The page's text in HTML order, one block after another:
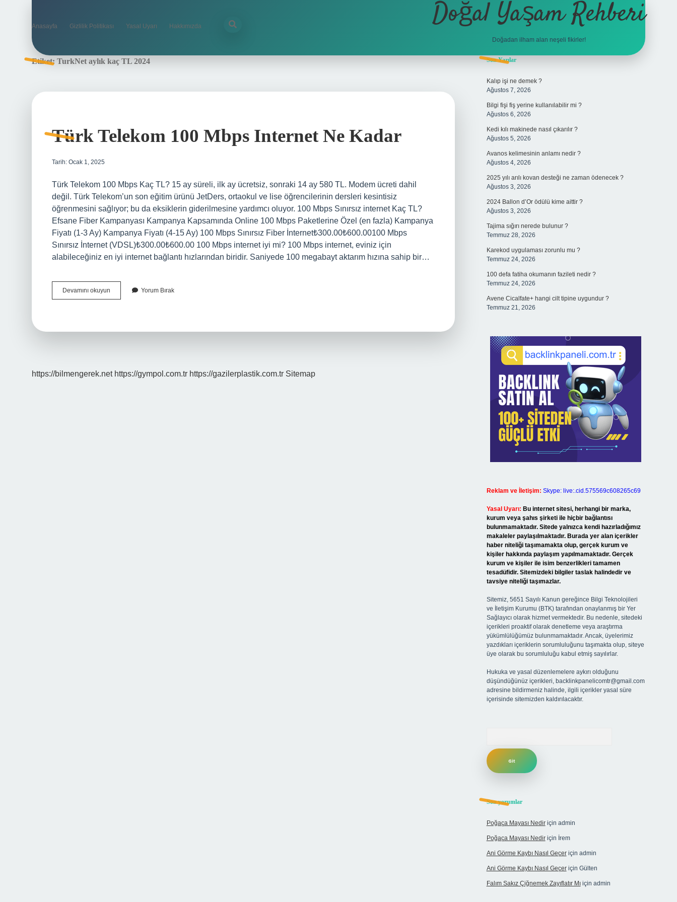
Anasayfa Gizlilik Politikası Yasal Uyarı Hakkımızda Doğal Yaşam Rehberi
Doğadan ilham alan neşeli fikirler!
Etiket: TurkNet aylık kaç TL 2024
Türk Telekom 100 Mbps Internet Ne Kadar
Tarih: Ocak 1, 2025
Türk Telekom 100 Mbps Kaç TL? 15 ay süreli, ilk ay ücretsiz, sonraki 14 ay 580 TL. Modem ücreti dahil
değil. Türk Telekom’un son eğitim ürünü JetDers, ortaokul ve lise öğrencilerinin dersleri kesintisiz
öğrenmesini sağlıyor; bu da eksiklerin giderilmesine yardımcı oluyor. 100 Mbps Sınırsız internet Kaç TL?
Efsane Fiber Kampanyası Kampanya Kapsamında Online 100 Mbps Paketlerine Özel (en fazla) Kampanya
Fiyatı (1-3 Ay) Kampanya Fiyatı (4-15 Ay) 100 Mbps Sınırsız Fiber İnternet₺300.00₺600.00100 Mbps
Sınırsız İnternet (VDSL)​₺300.00₺600.00 100 Mbps internet iyi mi? 100 Mbps internet, eviniz için
alabileceğiniz en iyi internet bağlantı hızlarından biridir. Saniyede 100 megabayt aktarım hızına sahip bir…
Devamını okuyun
Telekom
Yorum Bırak
https://bilmengerek.net https://gympol.com.tr https://gazilerplastik.com.tr Sitemap
Sidebar
Son Yazılar
Kalıp işi ne demek ?
Ağustos 7, 2026
Bilgi fişi fiş yerine kullanılabilir mi ?
Ağustos 6, 2026
Kedi kılı makinede nasıl çıkarılır ?
Ağustos 5, 2026
Avanos kelimesinin anlamı nedir ?
Ağustos 4, 2026
2025 yılı arılı kovan desteği ne zaman ödenecek ?
Ağustos 3, 2026
2024 Ballon d’Or ödülü kime aittir ?
Ağustos 3, 2026
Tajima sığırı nerede bulunur ?
Temmuz 28, 2026
Karekod uygulaması zorunlu mu ?
Temmuz 24, 2026
100 defa fatiha okumanın fazileti nedir ?
Temmuz 24, 2026
Avene Cicalfate+ hangi cilt tipine uygundur ?
Temmuz 21, 2026
Reklam ve İletişim: Skype: live:.cid.575569c608265c69
Yasal Uyarı: Bu internet sitesi, herhangi bir marka,
kurum veya şahıs şirketi ile hiçbir bağlantısı
bulunmamaktadır. Sitede yalnızca kendi hazırladığımız
makaleler paylaşılmaktadır. Burada yer alan içerikler
haber niteliği taşımamakta olup, gerçek kurum ve
kişiler hakkında paylaşım yapılmamaktadır. Gerçek
kurum ve kişiler ile isim benzerlikleri tamamen
tesadüfidir. Sitemizdeki bilgiler taslak halindedir ve
tavsiye niteliği taşımazlar.
Sitemiz, 5651 Sayılı Kanun gereğince Bilgi Teknolojileri
ve İletişim Kurumu (BTK) tarafından onaylanmış bir Yer
Sağlayıcı olarak hizmet vermektedir. Bu nedenle, sitedeki
içerikleri proaktif olarak denetleme veya araştırma
yükümlülüğümüz bulunmamaktadır. Ancak, üyelerimiz
yazdıkları içeriklerin sorumluluğunu taşımakta olup, siteye
üye olarak bu sorumluluğu kabul etmiş sayılırlar.
Hukuka ve yasal düzenlemelere aykırı olduğunu
düşündüğünüz içerikleri, backlinkpanelicomtr@gmail.com
adresine bildirmeniz halinde, ilgili içerikler yasal süre
içerisinde sitemizden kaldırılacaktır.
Son yorumlar
Poğaça Mayası Nediriçin admin
Poğaça Mayası Nediriçin İrem
Ani Görme Kaybı Nasıl Geçeriçin admin
Ani Görme Kaybı Nasıl Geçeriçin Gülten
Falım Sakız Çiğnemek Zayıflatır Mıiçin admin